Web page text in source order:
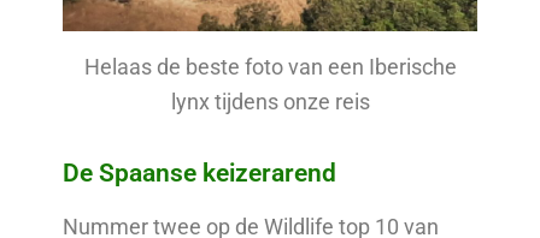
Helaas de beste foto van een Iberische
lynx tijdens onze reis
De Spaanse keizerarend
Nummer twee op de Wildlife top 10 van